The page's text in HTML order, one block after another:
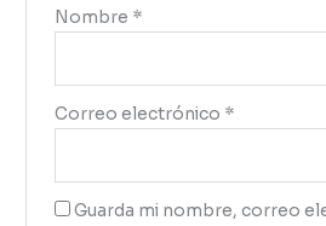
Nombre *
Correo electrónico *
Guarda mi nombre, correo